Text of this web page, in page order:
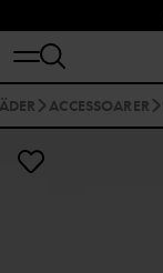
ACCESSOARER